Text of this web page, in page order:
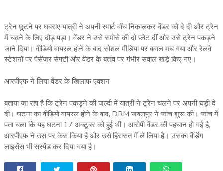
ट्रेन छूटने पर घबराए यात्री ने अपनी स्मार्ट वॉच निकालकर वेंडर को दे दी और ट्रेन
में चढ़ने के लिए दौड़ पड़ा। वेंडर ने उसे समोसे की दो प्लेट दीं और उसे ट्रेन पकड़ने
जाने दिया। वीडियो वायरल होने के बाद सोशल मीडिया पर बवाल मच गया और रेलवे
स्टेशनों पर पैसेंजर सेफ्टी और वेंडर के बर्ताव पर गंभीर सवाल खड़े किए गए।
आरपीएफ ने लिया वेंडर के खिलाफ एक्शन
बताया जा रहा है कि ट्रेन पकड़ने की जल्दी में यात्री ने ट्रेन चलने पर अपनी घड़ी दे
दी। घटना का वीडियो वायरल होने के बाद, DRM जबलपुर ने जांच शुरू की। जांच में
पता चला कि यह घटना 17 अक्टूबर को हुई थी। आरोपी वेंडर की पहचान हो गई है,
आरपीएफ ने उस पर केस किया है और उसे हिरासत में ले लिया है। उसका वेंडिंग
लाइसेंस भी सस्पेंड कर दिया गया है।